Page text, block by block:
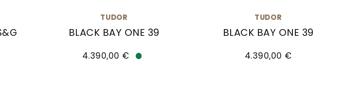
TUDOR
BLACK BAY ONE 39
4.390,00 €
TUDOR
BLACK BAY ONE 39
4.390,00 €